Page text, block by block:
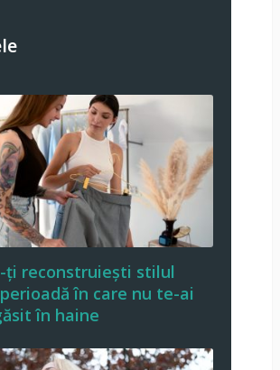
ți reconstruiești stilul
în care nu te-ai
în haine